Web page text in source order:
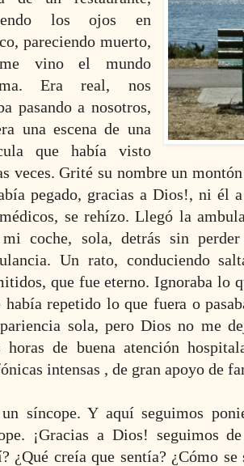
los ojos en
pareciendo muerto,
vino el mundo
Era real, nos
pasando a nosotros,
una escena de una
que había visto
veces. Grité su nombre un
pegado, gracias a Dios!, ni él
se rehízo. Llegó la
coche, sola, detrás sin
Un rato, conduciendo
que fue eterno. Ignoraba lo
había repetido lo que fuera o
sola, pero Dios no me
horas de buena atención
intensas , de gran apoyo de
síncope. Y aquí seguimos
¡Gracias a Dios! seguimos
¿Qué creía que sentía? ¿Cómo